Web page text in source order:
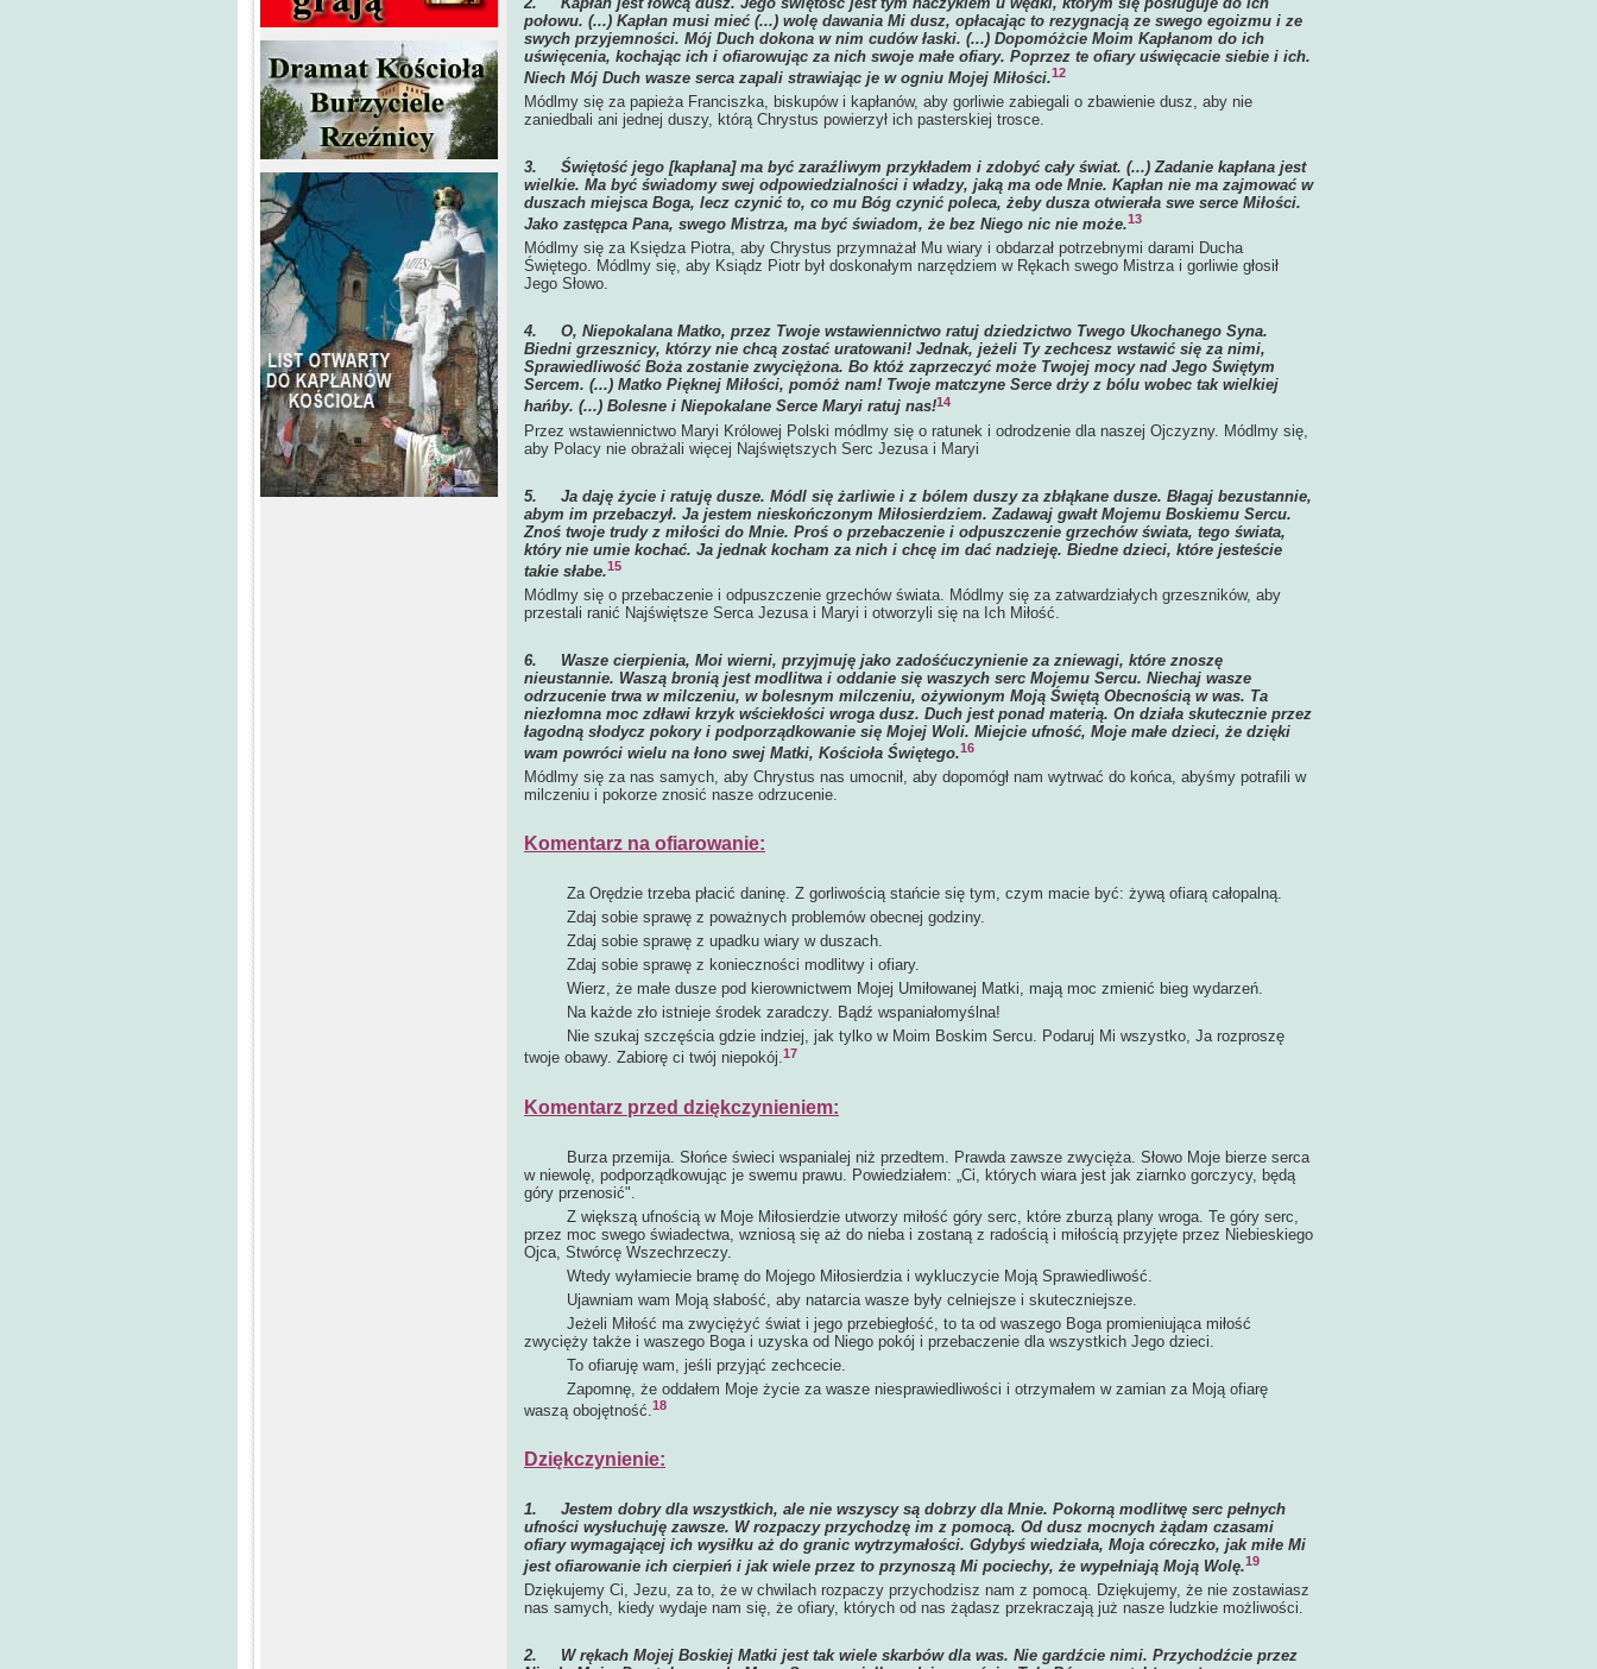
połowu. (...) Kapłan musi mieć (...) wolę dawania Mi dusz, opłacając to rezygnacją ze swego egoizmu i ze
swych przyjemności. Mój Duch dokona w nim cudów łaski. (...) Dopomóżcie Moim Kapłanom do ich
uświęcenia, kochając ich i ofiarowując za nich swoje małe ofiary. Poprzez te ofiary uświęcacie siebie i ich.
Niech Mój Duch wasze serca zapali strawiając je w ogniu Mojej Miłości.12
Módlmy się za papieża Franciszka, biskupów i kapłanów, aby gorliwie zabiegali o zbawienie dusz, aby nie
zaniedbali ani jednej duszy, którą Chrystus powierzył ich pasterskiej trosce.
3. Świętość jego [kapłana] ma być zaraźliwym przykładem i zdobyć cały świat. (...) Zadanie kapłana jest
wielkie. Ma być świadomy swej odpowiedzialności i władzy, jaką ma ode Mnie. Kapłan nie ma zajmować w
duszach miejsca Boga, lecz czynić to, co mu Bóg czynić poleca, żeby dusza otwierała swe serce Miłości.
Jako zastępca Pana, swego Mistrza, ma być świadom, że bez Niego nic nie może.13
Módlmy się za Księdza Piotra, aby Chrystus przymnażał Mu wiary i obdarzał potrzebnymi darami Ducha
Świętego. Módlmy się, aby Ksiądz Piotr był doskonałym narzędziem w Rękach swego Mistrza i gorliwie głosił
Jego Słowo.
4. O, Niepokalana Matko, przez Twoje wstawiennictwo ratuj dziedzictwo Twego Ukochanego Syna.
Biedni grzesznicy, którzy nie chcą zostać uratowani! Jednak, jeżeli Ty zechcesz wstawić się za nimi,
Sprawiedliwość Boża zostanie zwyciężona. Bo któż zaprzeczyć może Twojej mocy nad Jego Świętym
Sercem. (...) Matko Pięknej Miłości, pomóż nam! Twoje matczyne Serce drży z bólu wobec tak wielkiej
hańby. (...) Bolesne i Niepokalane Serce Maryi ratuj nas!14
Przez wstawiennictwo Maryi Królowej Polski módlmy się o ratunek i odrodzenie dla naszej Ojczyzny. Módlmy się,
aby Polacy nie obrażali więcej Najświętszych Serc Jezusa i Maryi
5. Ja daję życie i ratuję dusze. Módl się żarliwie i z bólem duszy za zbłąkane dusze. Błagaj bezustannie,
abym im przebaczył. Ja jestem nieskończonym Miłosierdziem. Zadawaj gwałt Mojemu Boskiemu Sercu.
Znoś twoje trudy z miłości do Mnie. Proś o przebaczenie i odpuszczenie grzechów świata, tego świata,
który nie umie kochać. Ja jednak kocham za nich i chcę im dać nadzieję. Biedne dzieci, które jesteście
takie słabe.15
Módlmy się o przebaczenie i odpuszczenie grzechów świata. Módlmy się za zatwardziałych grzeszników, aby
przestali ranić Najświętsze Serca Jezusa i Maryi i otworzyli się na Ich Miłość.
6. Wasze cierpienia, Moi wierni, przyjmuję jako zadośćuczynienie za zniewagi, które znoszę
nieustannie. Waszą bronią jest modlitwa i oddanie się waszych serc Mojemu Sercu. Niechaj wasze
odrzucenie trwa w milczeniu, w bolesnym milczeniu, ożywionym Moją Świętą Obecnością w was. Ta
niezłomna moc zdławi krzyk wściekłości wroga dusz. Duch jest ponad materią. On działa skutecznie przez
łagodną słodycz pokory i podporządkowanie się Mojej Woli. Miejcie ufność, Moje małe dzieci, że dzięki
wam powróci wielu na łono swej Matki, Kościoła Świętego.16
Módlmy się za nas samych, aby Chrystus nas umocnił, aby dopomógł nam wytrwać do końca, abyśmy potrafili w
milczeniu i pokorze znosić nasze odrzucenie.
Komentarz na ofiarowanie:
Za Orędzie trzeba płacić daninę. Z gorliwością stańcie się tym, czym macie być: żywą ofiarą całopalną.
Zdaj sobie sprawę z poważnych problemów obecnej godziny.
Zdaj sobie sprawę z upadku wiary w duszach.
Zdaj sobie sprawę z konieczności modlitwy i ofiary.
Wierz, że małe dusze pod kierownictwem Mojej Umiłowanej Matki, mają moc zmienić bieg wydarzeń.
Na każde zło istnieje środek zaradczy. Bądź wspaniałomyślna!
Nie szukaj szczęścia gdzie indziej, jak tylko w Moim Boskim Sercu. Podaruj Mi wszystko, Ja rozproszę
twoje obawy. Zabiorę ci twój niepokój.17
Komentarz przed dziękczynieniem:
Burza przemija. Słońce świeci wspanialej niż przedtem. Prawda zawsze zwycięża. Słowo Moje bierze serca
w niewolę, podporządkowując je swemu prawu. Powiedziałem: „Ci, których wiara jest jak ziarnko gorczycy, będą
góry przenosić".
Z większą ufnością w Moje Miłosierdzie utworzy miłość góry serc, które zburzą plany wroga. Te góry serc,
przez moc swego świadectwa, wzniosą się aż do nieba i zostaną z radością i miłością przyjęte przez Niebieskiego
Ojca, Stwórcę Wszechrzeczy.
Wtedy wyłamiecie bramę do Mojego Miłosierdzia i wykluczycie Moją Sprawiedliwość.
Ujawniam wam Moją słabość, aby natarcia wasze były celniejsze i skuteczniejsze.
Jeżeli Miłość ma zwyciężyć świat i jego przebiegłość, to ta od waszego Boga promieniująca miłość
zwycięży także i waszego Boga i uzyska od Niego pokój i przebaczenie dla wszystkich Jego dzieci.
To ofiaruję wam, jeśli przyjąć zechcecie.
Zapomnę, że oddałem Moje życie za wasze niesprawiedliwości i otrzymałem w zamian za Moją ofiarę
waszą obojętność. 18
Dziękczynienie:
1. Jestem dobry dla wszystkich, ale nie wszyscy są dobrzy dla Mnie. Pokorną modlitwę serc pełnych
ufności wysłuchuję zawsze. W rozpaczy przychodzę im z pomocą. Od dusz mocnych żądam czasami
ofiary wymagającej ich wysiłku aż do granic wytrzymałości. Gdybyś wiedziała, Moja córeczko, jak miłe Mi
jest ofiarowanie ich cierpień i jak wiele przez to przynoszą Mi pociechy, że wypełniają Moją Wolę.19
Dziękujemy Ci, Jezu, za to, że w chwilach rozpaczy przychodzisz nam z pomocą. Dziękujemy, że nie zostawiasz
nas samych, kiedy wydaje nam się, że ofiary, których od nas żądasz przekraczają już nasze ludzkie możliwości.
2. W rękach Mojej Boskiej Matki jest tak wiele skarbów dla was. Nie gardźcie nimi. Przychodźcie przez